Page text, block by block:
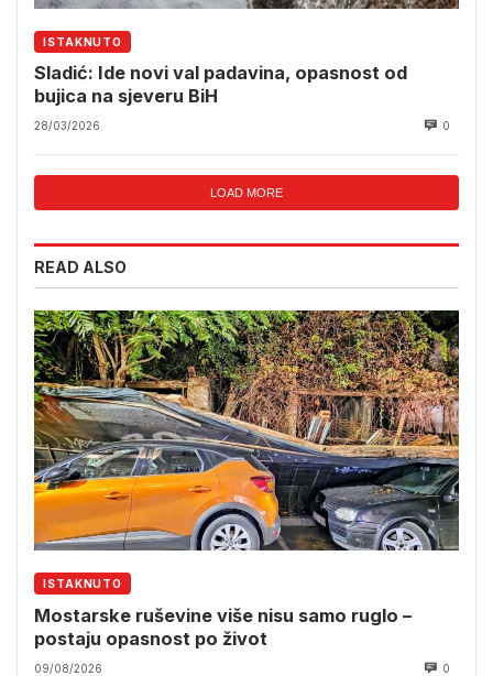
ISTAKNUTO
Sladić: Ide novi val padavina, opasnost od
bujica na sjeveru BiH
28/03/2026 0
LOAD MORE
READ ALSO
ISTAKNUTO
Mostarske ruševine više nisu samo ruglo –
postaju opasnost po život
09/08/2026 0